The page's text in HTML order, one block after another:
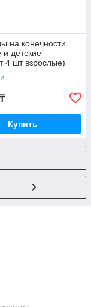
на конечности
и детские
4 шт взрослые)
₸
Купить